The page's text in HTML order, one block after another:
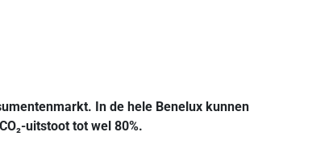
In de hele Benelux kunnen
₂-uitstoot tot wel 80%.